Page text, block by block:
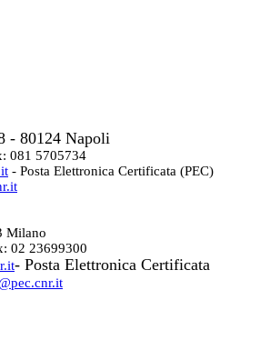
- 80124 Napoli
081 5705734
- Posta Elettronica Certificata (PEC)
Milano
02 23699300
- Posta Elettronica Certificata